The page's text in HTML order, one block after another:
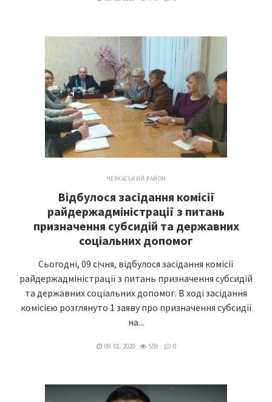
ЧЕРКАСЬКИЙ РАЙОН
Відбулося засідання комісії
райдержадміністрації з питань
призначення субсидій та державних
соціальних допомог
Сьогодні, 09 січня, відбулося засідання комісії
райдержадміністрації з питань призначення субсидій
та державних соціальних допомог. В ході засідання
комісією розглянуто 1 заяву про призначення субсидії
на...
09. 01. 2020 559 0